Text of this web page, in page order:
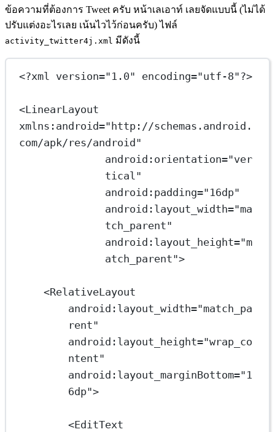
ข้อความที่ต้องการ Tweet ครับ หน้าเลเอาท์ เลยจัดแบบนี้ (ไม่ได้
ปรับแต่งอะไรเลย เน้นไวไว้ก่อนครับ) ไฟล์
activity_twitter4j.xml มีดังนี้
<?xml version="1.0" encoding="utf-8" ?>
<LinearLayout
xmlns:android="http://schemas.android.
com/apk/res/android"
android:orientation="ver
tical"
android:padding="16dp"
android:layout_width="ma
tch_parent"
android:layout_height="m
atch_parent">
<RelativeLayout
android:layout_width="match_pa
rent"
android:layout_height="wrap_co
ntent"
android:layout_marginBottom="1
6dp">
<EditText